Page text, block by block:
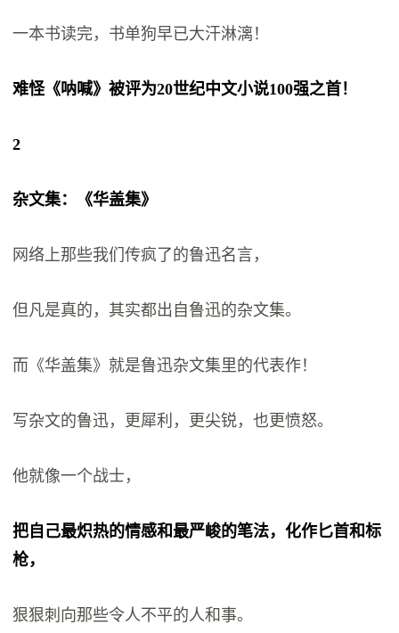
一本书读完，书单狗早已大汗淋漓！
难怪《呐喊》被评为20世纪中文小说100强之首！
2
杂文集：《华盖集》
网络上那些我们传疯了的鲁迅名言，
但凡是真的，其实都出自鲁迅的杂文集。
而《华盖集》就是鲁迅杂文集里的代表作！
写杂文的鲁迅，更犀利，更尖锐，也更愤怒。
他就像一个战士，
把自己最炽热的情感和最严峻的笔法，化作匕首和标
枪，
狠狠刺向那些令人不平的人和事。